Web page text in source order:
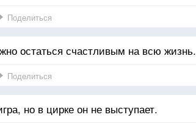
Поделиться
остаться счастливым на всю жизнь.
Поделиться
но в цирке он не выступает.